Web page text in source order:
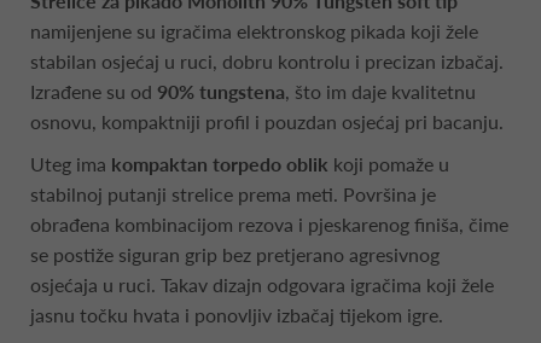
namijenjene su igračima elektronskog pikada koji žele
stabilan osjećaj u ruci, dobru kontrolu i precizan izbačaj.
Izrađene su od 90% tungstena, što im daje kvalitetnu
osnovu, kompaktniji profil i pouzdan osjećaj pri bacanju.
Uteg ima kompaktan torpedo oblik koji pomaže u
stabilnoj putanji strelice prema meti. Površina je
obrađena kombinacijom rezova i pjeskarenog finiša, čime
se postiže siguran grip bez pretjerano agresivnog
osjećaja u ruci. Takav dizajn odgovara igračima koji žele
jasnu točku hvata i ponovljiv izbačaj tijekom igre.